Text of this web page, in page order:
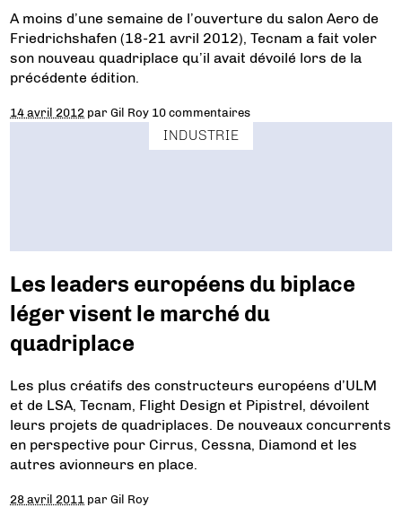
A moins d’une semaine de l’ouverture du salon Aero de
Friedrichshafen (18-21 avril 2012), Tecnam a fait voler
son nouveau quadriplace qu’il avait dévoilé lors de la
précédente édition.
14 avril 2012 parGil Roy 10 commentaires
INDUSTRIE
Les leaders européens du biplace
léger visent le marché du
quadriplace
Les plus créatifs des constructeurs européens d’ULM
et de LSA, Tecnam, Flight Design et Pipistrel, dévoilent
leurs projets de quadriplaces. De nouveaux concurrents
en perspective pour Cirrus, Cessna, Diamond et les
autres avionneurs en place.
28 avril 2011 parGil Roy